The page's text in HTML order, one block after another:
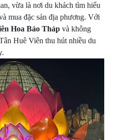
vừa là nơi du khách tìm hiểu
mua đặc sản địa phương. Với
Hoa Bảo Tháp và không
Huê Viên thu hút nhiều du